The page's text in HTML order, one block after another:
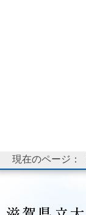
現在のページ：